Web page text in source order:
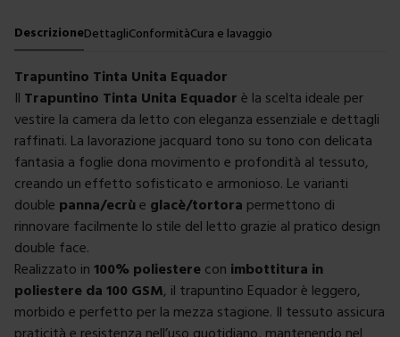
DescrizioneDettagliConformitàCura e lavaggio
Trapuntino Tinta Unita Equador
Il Trapuntino Tinta Unita Equador è la scelta ideale per
vestire la camera da letto con eleganza essenziale e dettagli
raffinati. La lavorazione jacquard tono su tono con delicata
fantasia a foglie dona movimento e profondità al tessuto,
creando un effetto sofisticato e armonioso. Le varianti
double panna/ecrùe glacè/tortora permettono di
rinnovare facilmente lo stile del letto grazie al pratico design
double face.
Realizzato in 100% poliestere con imbottitura in
poliestere da 100 GSM, il trapuntino Equador è leggero,
morbido e perfetto per la mezza stagione. Il tessuto assicura
praticità e resistenza nell’uso quotidiano, mantenendo nel